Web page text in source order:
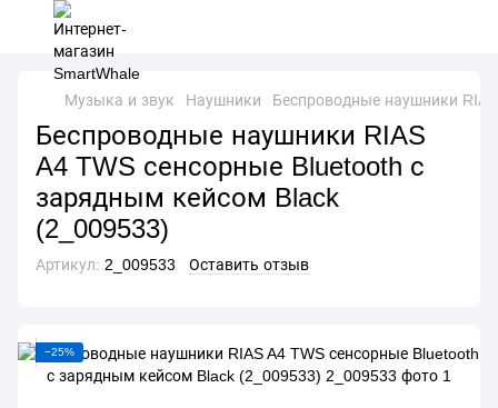
Музыка и звук Наушники Беспроводные наушники
Беспроводные наушники RIAS
A4 TWS сенсорные Bluetooth с
зарядным кейсом Black
(2_009533)
Артикул: 2_009533 Оставить отзыв
−25%